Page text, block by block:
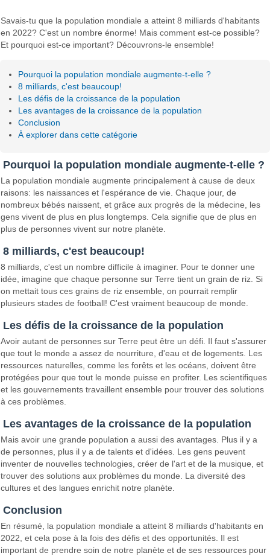
Savais-tu que la population mondiale a atteint 8 milliards d'habitants
en 2022? C'est un nombre énorme! Mais comment est-ce possible?
Et pourquoi est-ce important? Découvrons-le ensemble!
Pourquoi la population mondiale augmente-t-elle ?
8 milliards, c'est beaucoup!
Les défis de la croissance de la population
Les avantages de la croissance de la population
Conclusion
À explorer dans cette catégorie
Pourquoi la population mondiale augmente-t-elle ?
La population mondiale augmente principalement à cause de deux
raisons: les naissances et l'espérance de vie. Chaque jour, de
nombreux bébés naissent, et grâce aux progrès de la médecine, les
gens vivent de plus en plus longtemps. Cela signifie que de plus en
plus de personnes vivent sur notre planète.
8 milliards, c'est beaucoup!
8 milliards, c'est un nombre difficile à imaginer. Pour te donner une
idée, imagine que chaque personne sur Terre tient un grain de riz. Si
on mettait tous ces grains de riz ensemble, on pourrait remplir
plusieurs stades de football! C'est vraiment beaucoup de monde.
Les défis de la croissance de la population
Avoir autant de personnes sur Terre peut être un défi. Il faut s'assurer
que tout le monde a assez de nourriture, d'eau et de logements. Les
ressources naturelles, comme les forêts et les océans, doivent être
protégées pour que tout le monde puisse en profiter. Les scientifiques
et les gouvernements travaillent ensemble pour trouver des solutions
à ces problèmes.
Les avantages de la croissance de la population
Mais avoir une grande population a aussi des avantages. Plus il y a
de personnes, plus il y a de talents et d'idées. Les gens peuvent
inventer de nouvelles technologies, créer de l'art et de la musique, et
trouver des solutions aux problèmes du monde. La diversité des
cultures et des langues enrichit notre planète.
Conclusion
En résumé, la population mondiale a atteint 8 milliards d'habitants en
2022, et cela pose à la fois des défis et des opportunités. Il est
important de prendre soin de notre planète et de ses ressources pour